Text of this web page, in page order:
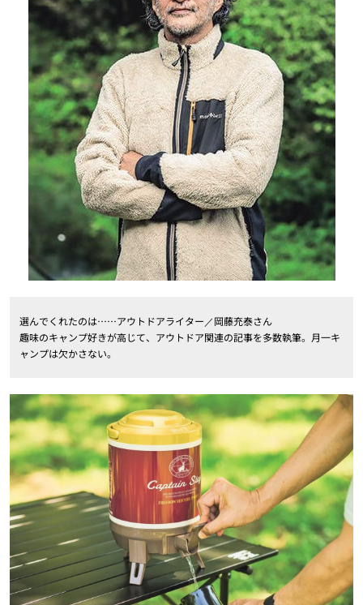
選んでくれたのは……アウトドアライター／岡藤充泰さん
趣味のキャンプ好きが高じて、アウトドア関連の記事を多数執筆。月一キ
ャンプは欠かさない。